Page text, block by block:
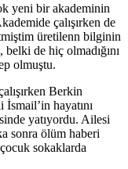
yeni bir akademinin
çalışırken de
üretilenn bilginin
de hiç olmadığını
olmuştu.
Berkin
hayatını
yatıyordu. Ailesi
sonra ölüm haberi
sokaklarda